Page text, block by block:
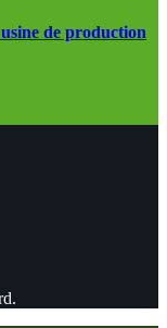
de production